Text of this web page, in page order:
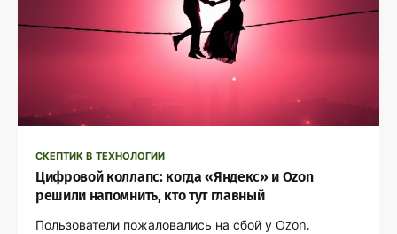
СКЕПТИК В ТЕХНОЛОГИИ
Цифровой коллапс: когда «Яндекс» и Ozon
решили напомнить, кто тут главный
Пользователи пожаловались на сбой у Ozon,